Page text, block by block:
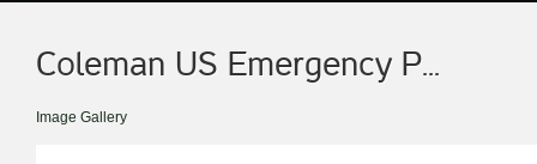
Coleman US Emergency P...
Image Gallery